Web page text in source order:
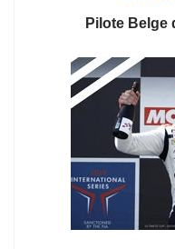
Pilote Belge